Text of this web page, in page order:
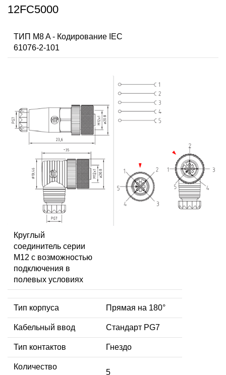
12FC5000
ТИП M8 A - Кодирование IEC
61076-2-101
Круглый
соединитель серии
M12 с возможностью
подключения в
полевых условиях
Тип корпуса Прямая на 180°
Кабельный ввод Стандарт PG7
Тип контактов Гнездо
Количество
5